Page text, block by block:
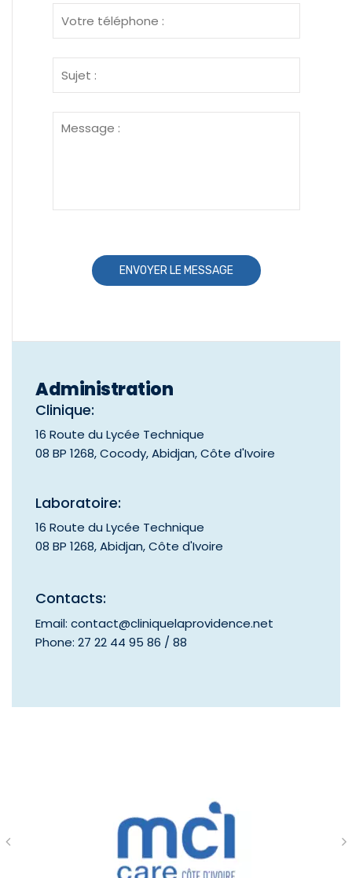
t
r
n
a
t
v
Administration
Clinique:
16 Route du Lycée Technique
08 BP 1268, Cocody, Abidjan, Côte d'Ivoire
Laboratoire:
16 Route du Lycée Technique
08 BP 1268, Abidjan, Côte d'Ivoire
Contacts:
Email: contact@cliniquelaprovidence.net
Phone: 27 22 44 95 86 / 88